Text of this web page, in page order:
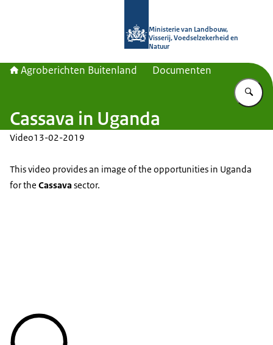
Ministerie van Landbouw,
Visserij, Voedselzekerheid en
Natuur
Agroberichten Buitenland Documenten
Cassava in Uganda
Video13-02-2019
This video provides an image of the opportunities in Uganda
for the Cassava sector.